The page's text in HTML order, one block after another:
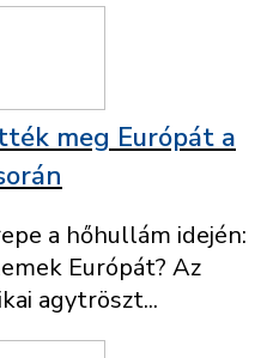
meg Európát a
a hőhullám idején:
Európát? Az
agytröszt...